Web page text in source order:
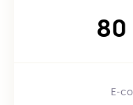
80
E-